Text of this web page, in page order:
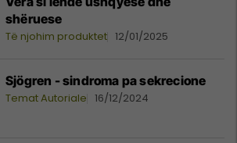
shëruese
Të njohim produktet 12/01/2025
Sjögren - sindroma pa sekrecione
Temat Autoriale 16/12/2024